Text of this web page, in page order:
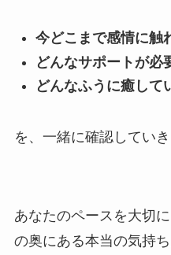
今どこまで感情に触
どんなサポートが必
どんなふうに癒して
を、一緒に確認していき
あなたのペースを大切
の奥にある本当の気持